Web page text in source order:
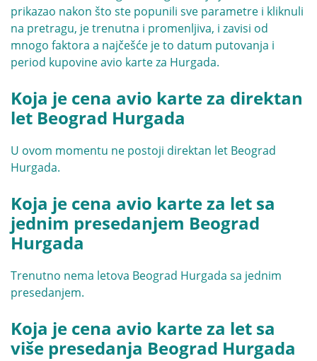
prikazao nakon što ste popunili sve parametre i kliknuli
na pretragu, je trenutna i promenljiva, i zavisi od
mnogo faktora a najčešće je to datum putovanja i
period kupovine avio karte za Hurgada.
Koja je cena avio karte za direktan
let Beograd Hurgada
U ovom momentu ne postoji direktan let Beograd
Hurgada.
Koja je cena avio karte za let sa
jednim presedanjem Beograd
Hurgada
Trenutno nema letova Beograd Hurgada sa jednim
presedanjem.
Koja je cena avio karte za let sa
više presedanja Beograd Hurgada